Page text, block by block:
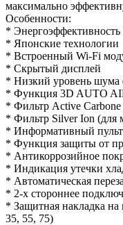
максимально
Особенности:
* Энергоэффективность
* Японские технологии
* Встроенный Wi-Fi
* Скрытый дисплей
* Низкий уровень шума
* Функция 3D AUTO
* Фильтр Active
* Фильтр Silver Ion (для
* Информативный пульт
* Функция защиты от
* Антикоррозийное
* Индикация утечки
* Автоматическая
* 2-х стороннее
* Защитная накладка
35, 55, 75)